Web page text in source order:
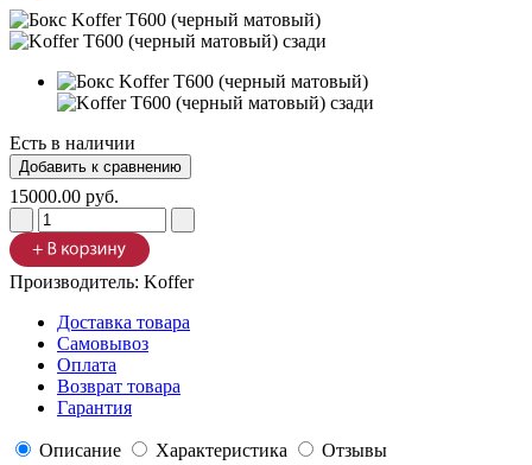
Есть в наличии
15000.00 руб.
Производитель: Koffer
Доставка товара
Самовывоз
Оплата
Возврат товара
Гарантия
Описание Характеристика
Отзывы